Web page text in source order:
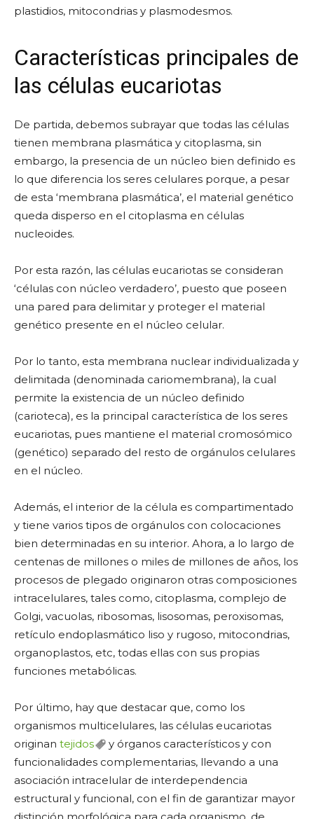
plastidios, mitocondrias y plasmodesmos.
Características principales de
las células eucariotas
De partida, debemos subrayar que todas las células
tienen membrana plasmática y citoplasma, sin
embargo, la presencia de un núcleo bien definido es
lo que diferencia los seres celulares porque, a pesar
de esta ‘membrana plasmática’, el material genético
queda disperso en el citoplasma en células
nucleoides.
Por esta razón, las células eucariotas se consideran
‘células con núcleo verdadero’, puesto que poseen
una pared para delimitar y proteger el material
genético presente en el núcleo celular.
Por lo tanto, esta membrana nuclear individualizada y
delimitada (denominada cariomembrana), la cual
permite la existencia de un núcleo definido
(carioteca), es la principal característica de los seres
eucariotas, pues mantiene el material cromosómico
(genético) separado del resto de orgánulos celulares
en el núcleo.
Además, el interior de la célula es compartimentado
y tiene varios tipos de orgánulos con colocaciones
bien determinadas en su interior. Ahora, a lo largo de
centenas de millones o miles de millones de años, los
procesos de plegado originaron otras composiciones
intracelulares, tales como, citoplasma, complejo de
Golgi, vacuolas, ribosomas, lisosomas, peroxisomas,
retículo endoplasmático liso y rugoso, mitocondrias,
organoplastos, etc, todas ellas con sus propias
funciones metabólicas.
Por último, hay que destacar que, como los
organismos multicelulares, las células eucariotas
originan tejidos
y órganos característicos y con
funcionalidades complementarias, llevando a una
asociación intracelular de interdependencia
estructural y funcional, con el fin de garantizar mayor